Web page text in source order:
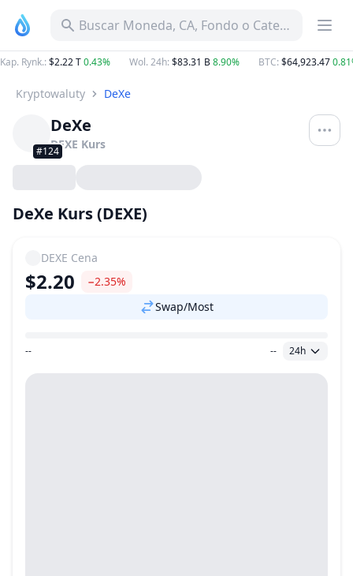
Buscar Moneda, CA, Fondo o Categoría
Kap. Rynk.: $2.22 T0.43% Wol. 24h: $83.31 B8.90% BTC: $64,923.47
Kryptowaluty DeXe
#124
DeXe
DEXE Kurs
DeXe Kurs (DEXE)
DEXE Cena
$2.20
−2.35%
Swap/Most
Zakres Cen
-- -- 24h